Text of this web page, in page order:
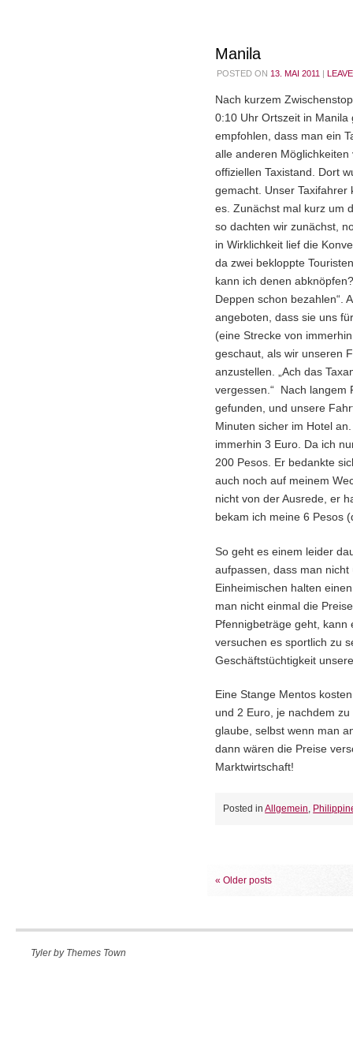
Manila
POSTED ON 13. MAI 2011
Nach kurzem
0:10 Uhr Ortszeit in
empfohlen, dass man ein
alle anderen
offiziellen Taxistand. Dort
gemacht. Unser
es. Zunächst mal kurz um
so dachten wir zunächst,
in Wirklichkeit lief die
da zwei bekloppte
kann ich denen
Deppen schon bezahlen“.
angeboten, dass sie uns
(eine Strecke von
geschaut, als wir unseren
anzustellen. „Ach das
vergessen.“ Nach langem
gefunden, und unsere
Minuten sicher im Hotel
immerhin 3 Euro. Da ich
200 Pesos. Er bedankte
auch noch auf meinem
nicht von der Ausrede, er
bekam ich meine 6 Pesos
So geht es einem leider
aufpassen, dass man
Einheimischen halten
man nicht einmal die
Pfennigbeträge geht,
versuchen es sportlich zu
Geschäftstüchtigkeit
Eine Stange Mentos
und 2 Euro, je nachdem
glaube, selbst wenn man
dann wären die Preise
Marktwirtschaft!
Posted in Allgemein
« Older posts
Tyler by Themes Town